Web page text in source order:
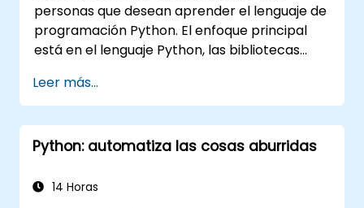
personas que desean aprender el lenguaje de
programación Python. El enfoque principal
está en el lenguaje Python, las bibliotecas
las mejores y más útiles bibliotecas
desarrolladas por la comunidad de Python.
Python impulsa a las empresas y es utilizado
por científicos en todo el mundo; es uno de
populares.
Leer más...
Python: automatiza las cosas aburridas
14 Horas